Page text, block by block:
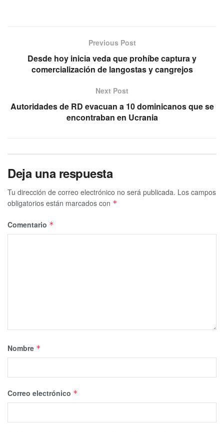
Previous Post
Desde hoy inicia veda que prohíbe captura y
comercialización de langostas y cangrejos
Next Post
Autoridades de RD evacuan a 10 dominicanos que se
encontraban en Ucrania
Deja una respuesta
Tu dirección de correo electrónico no será publicada. Los campos
obligatorios están marcados con *
Comentario *
Nombre *
Correo electrónico *